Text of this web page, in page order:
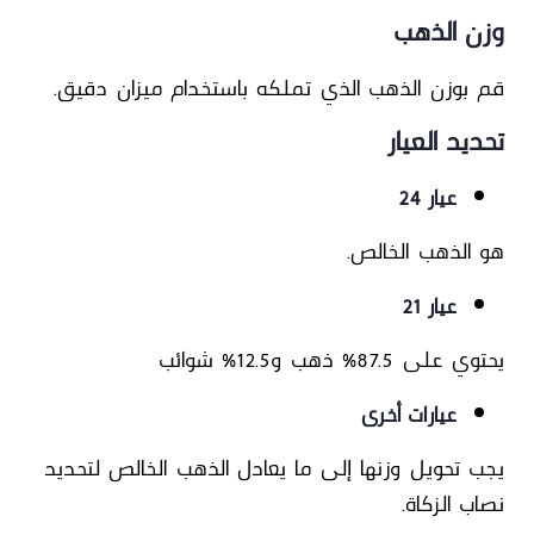
وزن الذهب
قم بوزن الذهب الذي تملكه باستخدام ميزان دقيق.
تحديد العيار
عيار 24
هو الذهب الخالص.
عيار 21
يحتوي على 87.5% ذهب و12.5% شوائب
عيارات أخرى
يجب تحويل وزنها إلى ما يعادل الذهب الخالص لتحديد
نصاب الزكاة.